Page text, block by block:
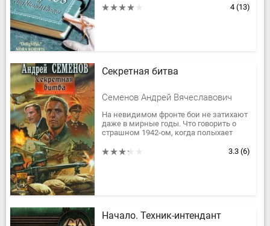
общество ждет от нее....
4 (13)
Секретная битва
Семенов Андрей Вячеславович
На невидимом фронте бои не затихают
даже в мирные годы. Что говорить о
страшном 1942-ом, когда полыхает
Советский разведчик Николай
3.3 (6)
Начало. Техник-интендант